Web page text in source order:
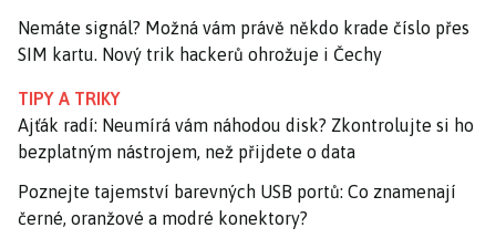
Nemáte signál? Možná vám právě někdo krade číslo přes
SIM kartu. Nový trik hackerů ohrožuje i Čechy
TIPY A TRIKY
Ajťák radí: Neumírá vám náhodou disk? Zkontrolujte si ho
bezplatným nástrojem, než přijdete o data
Poznejte tajemství barevných USB portů: Co znamenají
černé, oranžové a modré konektory?